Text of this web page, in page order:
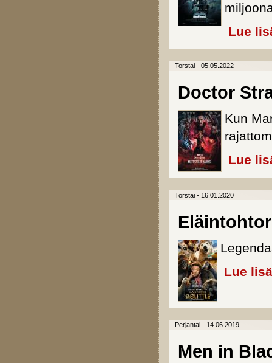
Lue
Torstai - 05.05.2022
Doctor
Kun
Lue
Torstai - 16.01.2020
Lue
Perjantai - 14.06.2019
Men in